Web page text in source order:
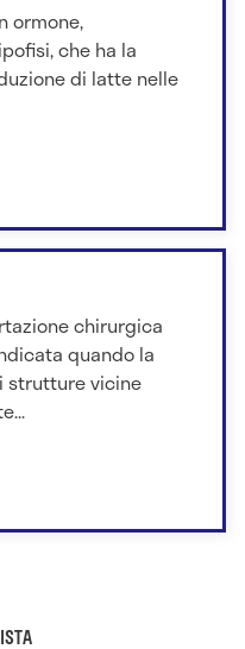
ormone,
che ha la
di latte nelle
chirurgica
quando la
strutture vicine